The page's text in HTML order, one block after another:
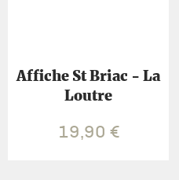
Affiche St Briac - La
Loutre
19,90 €